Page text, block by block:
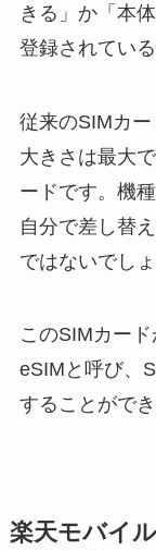
きる」か「本
登録されてい
従来のSIMカー
大きさは最大
ードです。機
自分で差し替
ではないでしょ
このSIMカー
eSIMと呼び、
することがで
楽天モバイ